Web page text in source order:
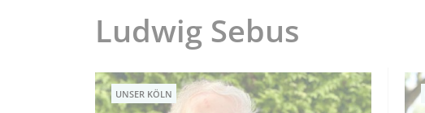
Ludwig Sebus
UNSER KÖLN